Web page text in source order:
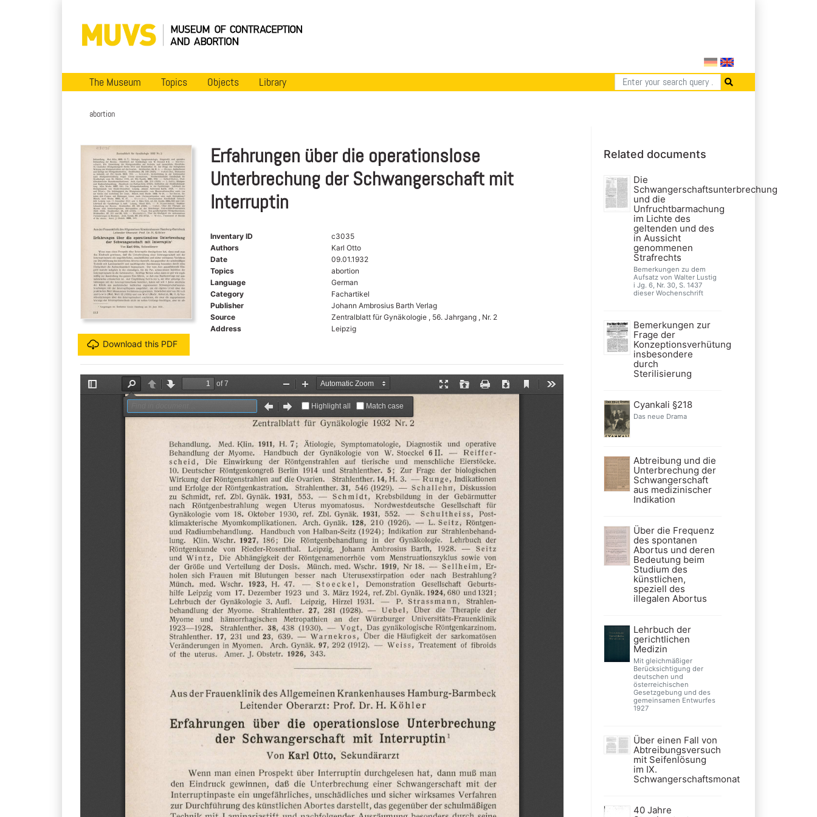
The Museum Topics Objects Library
abortion
Download this PDF
Erfahrungen über die operationslose
Unterbrechung der Schwangerschaft mit
Interruptin
Inventary ID
c3035
Authors
Karl Otto
Date
09.01.1932
Topics
abortion
Language
German
Category
Fachartikel
Publisher
Johann Ambrosius Barth Verlag
Source
Zentralblatt für Gynäkologie , 56. Jahrgang , Nr. 2
Address
Leipzig
Related documents
Die
Schwangerschaftsunterbrechung
und die
Unfruchtbarmachung
im Lichte des
geltenden und des
in Aussicht
genommenen
Strafrechts
Bemerkungen zu dem
Aufsatz von Walter Lustig
i Jg. 6, Nr. 30, S. 1437
dieser Wochenschrift
Bemerkungen zur
Frage der
Konzeptionsverhütung
insbesondere
durch
Sterilisierung
Cyankali §218
Das neue Drama
Abtreibung und die
Unterbrechung der
Schwangerschaft
aus medizinischer
Indikation
Über die Frequenz
des spontanen
Abortus und deren
Bedeutung beim
Studium des
künstlichen,
speziell des
illegalen Abortus
Lehrbuch der
gerichtlichen
Medizin
Mit gleichmäßiger
Berücksichtigung der
deutschen und
österreichischen
Gesetzgebung und des
gemeinsamen Entwurfes
1927
Über einen Fall von
Abtreibungsversuch
mit Seifenlösung
im IX.
Schwangerschaftsmonat
40 Jahre